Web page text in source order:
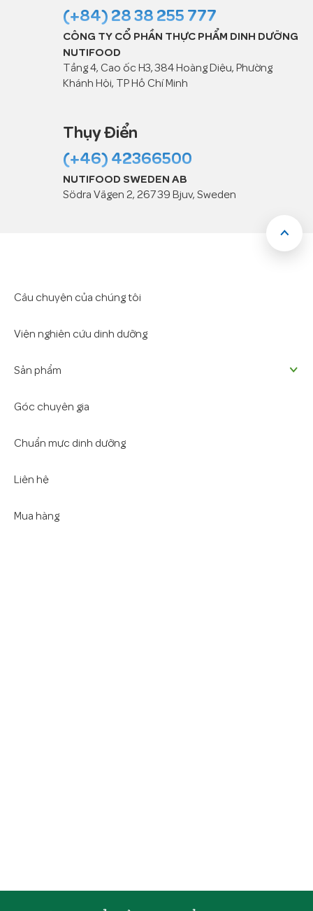
(+84) 28 38 255 777
CÔNG TY CỔ PHẦN THỰC PHẨM DINH DƯỠNG
NUTIFOOD
Tầng 4, Cao ốc H3, 384 Hoàng Diệu, Phường
Khánh Hội, TP Hồ Chí Minh
Thụy Điển
(+46) 42366500
NUTIFOOD SWEDEN AB
Södra Vägen 2, 267 39 Bjuv, Sweden
Câu chuyện của chúng tôi
Viện nghiên cứu dinh dưỡng
Sản phẩm
Góc chuyên gia
Chuẩn mực dinh dưỡng
Liên hệ
Mua hàng